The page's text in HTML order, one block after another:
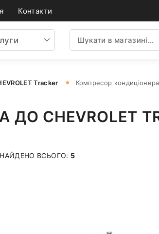
Контакти
Tracker Компресор
CHEVROLET
ВСЬОГО: 5